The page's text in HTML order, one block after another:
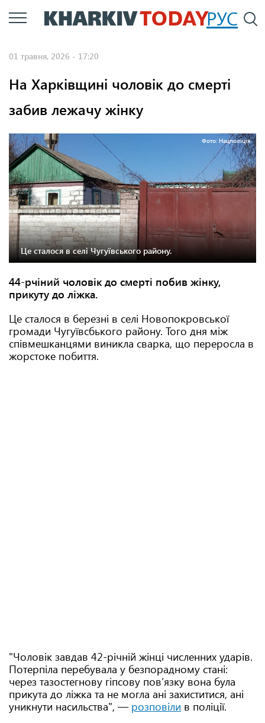
Перейти
до
РУС
01 травня, 2026 - 17:20
На Харківщині чоловік до смерті
забив лежачу жінку
Фото: Нацполіція
Це сталося в селі Чугуївського району.
44-рчіний чоловік до смерті побив жінку,
прикуту до ліжка.
Це сталося в березні в селі Новопокровської
громади Чугуївсбького району. Того дня між
співмешканцями виникла сварка, що переросла в
жорстоке побиття.
"Чоловік завдав 42-річній жінці численних ударів.
Потерпіла перебувала у безпорадному стані:
через тазостегнову гіпсову пов’язку вона була
прикута до ліжка та не могла ані захиститися, ані
уникнути насильства", — розповіли в поліції.